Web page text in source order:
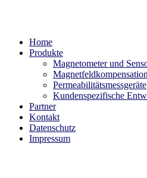
Home
Produkte
Magnetometer und
Magnetfeldkompensation
Permeabilitätsmessgeräte
Kundenspezifische
Partner
Kontakt
Datenschutz
Impressum